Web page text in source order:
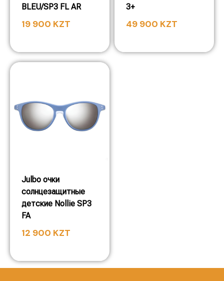
BLEU/SP3 FL AR
19 900 KZT
3+
49 900 KZT
Julbo очки
солнцезащитные
детские Nollie SP3
FA
12 900 KZT